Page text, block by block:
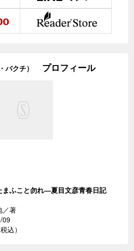
バクチ） プロフィール
まふこと勿れ―夏目文彦青春日記
／著
09
込）